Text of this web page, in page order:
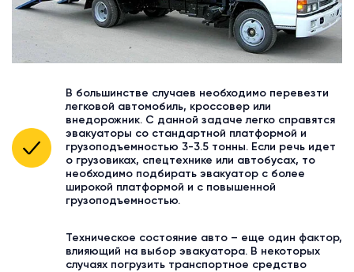
В большинстве случаев необходимо перевезти
легковой автомобиль, кроссовер или
внедорожник. С данной задаче легко справятся
эвакуаторы со стандартной платформой и
грузоподъемностью 3-3.5 тонны. Если речь идет
о грузовиках, спецтехнике или автобусах, то
необходимо подбирать эвакуатор с более
широкой платформой и с повышенной
грузоподъемностью.
Техническое состояние авто – еще один фактор,
влияющий на выбор эвакуатора. В некоторых
случаях погрузить транспортное средство